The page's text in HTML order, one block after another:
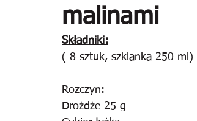
Reklamamalinami
Składniki:
( 8 sztuk, szklanka 250 ml)
Rozczyn:
Drożdże 25 g